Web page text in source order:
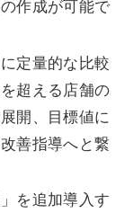
作成が可能で
定量的な比較
超える店舗の
開、目標値に
善指導へと繋
を追加導入す